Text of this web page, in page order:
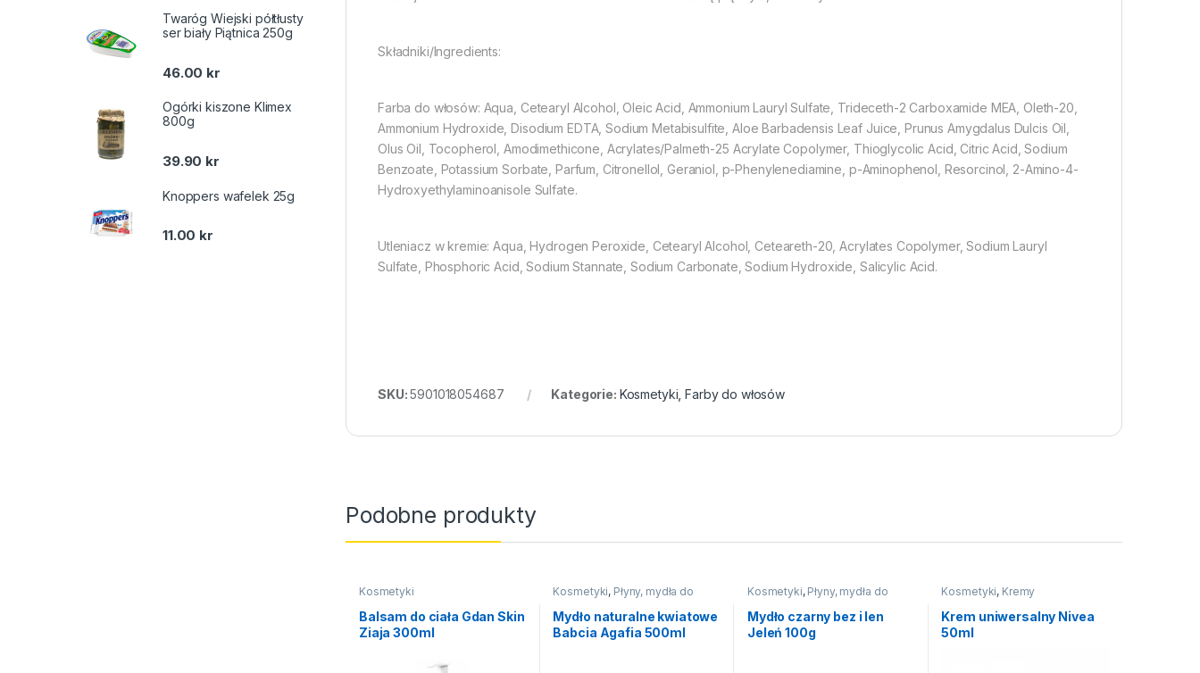
Składniki/Ingredients:
Farba do włosów: Aqua, Cetearyl Alcohol, Oleic Acid, Ammonium Lauryl Sulfate, Trideceth-2 Carboxamide MEA, Oleth-20,
Ammonium Hydroxide, Disodium EDTA, Sodium Metabisulfite, Aloe Barbadensis Leaf Juice, Prunus Amygdalus Dulcis Oil,
Olus Oil, Tocopherol, Amodimethicone, Acrylates/Palmeth-25 Acrylate Copolymer, Thioglycolic Acid, Citric Acid, Sodium
Benzoate, Potassium Sorbate, Parfum, Citronellol, Geraniol, p-Phenylenediamine, p-Aminophenol, Resorcinol, 2-Amino-4-
Hydroxyethylaminoanisole Sulfate.
Utleniacz w kremie: Aqua, Hydrogen Peroxide, Cetearyl Alcohol, Ceteareth-20, Acrylates Copolymer, Sodium Lauryl
Sulfate, Phosphoric Acid, Sodium Stannate, Sodium Carbonate, Sodium Hydroxide, Salicylic Acid.
SKU:5901018054687 Kategorie: Kosmetyki ,Farby do włosów
Podobne produkty
Kosmetyki
Balsam do ciała Gdan Skin
Ziaja 300ml
Kosmetyki, Płyny, mydła do
Mydło naturalne kwiatowe
Babcia Agafia 500ml
Kosmetyki, Płyny, mydła do
Mydło czarny bez i len
Jeleń 100g
Kosmetyki, Kremy
Krem uniwersalny Nivea
50ml
Twaróg Wiejski półtłusty
ser biały Piątnica 250g
46.00 kr
Ogórki kiszone Klimex
800g
39.90 kr
Knoppers wafelek 25g
11.00 kr